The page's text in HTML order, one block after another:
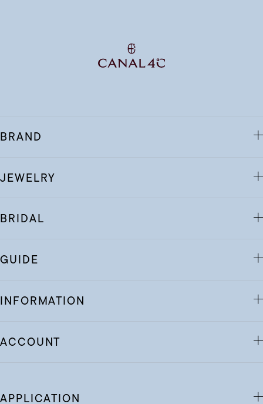
BRAND
JEWELRY
BRIDAL
GUIDE
INFORMATION
ACCOUNT
APPLICATION